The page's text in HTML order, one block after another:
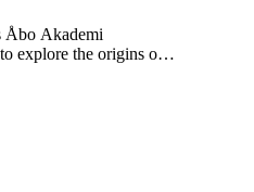
Åbo Akademi
explore the origins of
and shares
scientific revelations.